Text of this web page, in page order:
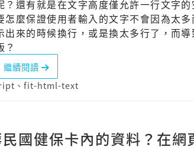
？還有就是在文字高度僅允許一行文字的
怎麼保證使用者輸入的文字不會因為太多
出來的時候換行，或是換太多行了，而導
？
繼續閱讀
、 fit-html-text
國健保卡內的資料？在網